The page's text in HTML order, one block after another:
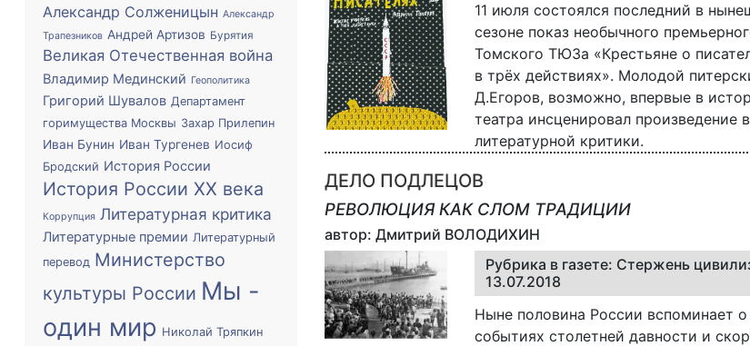
Александр Солженицын Александр
Трапезников Андрей Артизов Бурятия
Великая Отечественная война
Владимир Мединский Геополитика
Григорий Шувалов Департамент
горимущества Москвы Захар Прилепин
Иван Бунин Иван Тургенев Иосиф
Бродский История России
История России XX века
Коррупция Литературная критика
Литературные премии Литературный
перевод Министерство
культуры России Мы -
один мир Николай Тряпкин
11 июля состоялся последний в
сезоне показ необычного
Томского ТЮЗа «Крестьяне о
в трёх действиях». Молодой
Д.Егоров, возможно, впервые в
театра инсценировал произведение
литературной критики.
ДЕЛО ПОДЛЕЦОВ
РЕВОЛЮЦИЯ КАК СЛОМ ТРАДИЦИИ
автор: Дмитрий ВОЛОДИХИН
Рубрика в газете: Стержень
13.07.2018
Ныне половина России вспоминает о
событиях столетней давности и